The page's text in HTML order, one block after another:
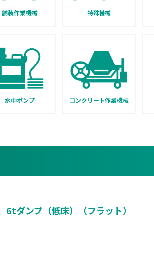
舗装作業機械 特殊機械
水中ポンプ コンクリート作業機械
6tダンプ（低床）（フラット）